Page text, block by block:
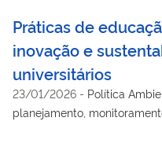
Práticas de
inovação e
universitários
23/01/2026 - Política
planejamento,